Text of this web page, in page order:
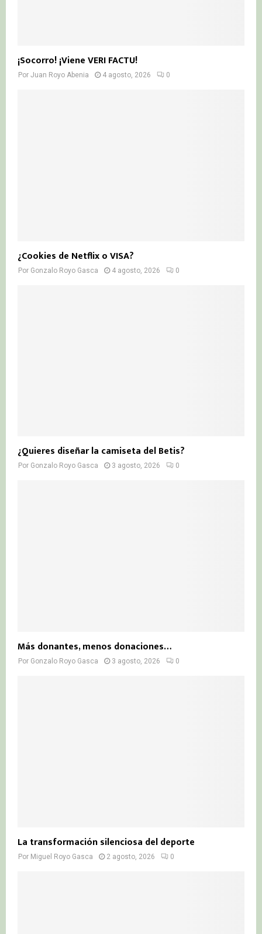
¡Socorro! ¡Viene VERI FACTU!
Por Juan Royo Abenia 4 agosto, 2026 0
¿Cookies de Netflix o VISA?
Por Gonzalo Royo Gasca 4 agosto, 2026 0
¿Quieres diseñar la camiseta del Betis?
Por Gonzalo Royo Gasca 3 agosto, 2026 0
Más donantes, menos donaciones…
Por Gonzalo Royo Gasca 3 agosto, 2026 0
La transformación silenciosa del deporte
Por Miguel Royo Gasca 2 agosto, 2026 0